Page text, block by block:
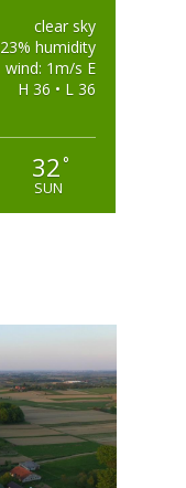
clear sky
23% humidity
wind: 1m/s E
H 36 • L 36
32°
SUN